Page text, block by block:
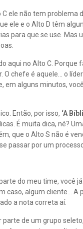
ele não tem problema
ele e o Alto D têm
para que se use. Mas
aqui no Alto C.
chefe é aquele… o
alguns minutos,
Então, por isso, ‘A
É muita dica, né?
que o Alto S não é
passar por um
do meu time, você
algum cliente… A
a nota correta aí.
de um grupo